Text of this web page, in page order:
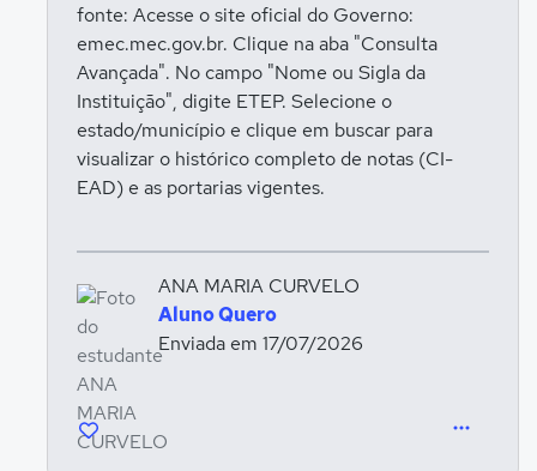
fonte: Acesse o site oficial do Governo:
emec.mec.gov.br. Clique na aba "Consulta
Avançada". No campo "Nome ou Sigla da
Instituição", digite ETEP. Selecione o
estado/município e clique em buscar para
visualizar o histórico completo de notas (CI-
EAD) e as portarias vigentes.
ANA MARIA CURVELO
Aluno Quero
Enviada em 17/07/2026